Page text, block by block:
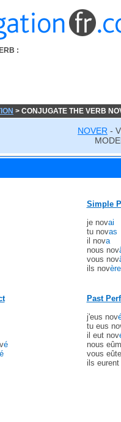
:
> CONJUGATE THE VERB
NOVER -
Simple
je novai
tu novas
il nova
nous nov
vous nov
ils nov
é
Past
j'eus nov
tu eus
il eut nov
nous
vous
ils eurent